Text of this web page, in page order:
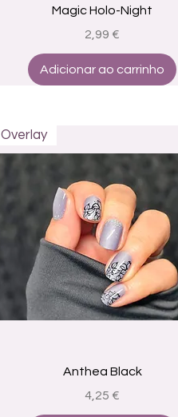
Visualização rápida
Magic Holo-Night
Preço
2,99 €
Adicionar ao carrinho
Visualização rápida
Overlay
Anthea Black
Preço
4,25 €